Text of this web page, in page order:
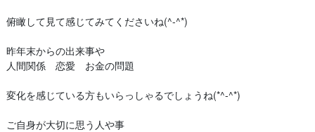
俯瞰して見て感じてみてくださいね(^-^*)
昨年末からの出来事や
人間関係 恋愛 お金の問題
変化を感じている方もいらっしゃるでしょうね(*^-^*)
ご自身が大切に思う人や事